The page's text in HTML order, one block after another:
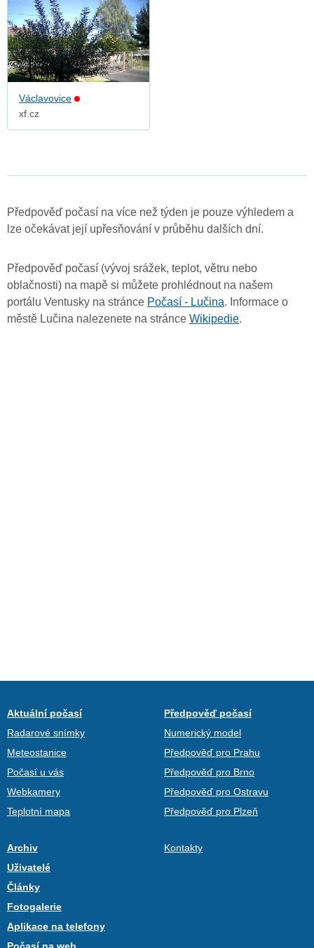
Václavovice
xf.cz
Předpověď počasí na více než týden je pouze výhledem a
lze očekávat její upřesňování v průběhu dalších dní.
Předpověď počasí (vývoj srážek, teplot, větru nebo
oblačnosti) na mapě si můžete prohlédnout na našem
portálu Ventusky na stránce Počasí - Lučina. Informace o
městě Lučina nalezenete na stránce Wikipedie.
Aktuální počasí
Radarové snímky
Meteostanice
Počasí u vás
Webkamery
Teplotní mapa
Předpověď počasí
Numerický model
Předpověď pro Prahu
Předpověď pro Brno
Předpověď pro Ostravu
Předpověď pro Plzeň
Archiv
Uživatelé
Články
Fotogalerie
Aplikace na telefony
Kontakty